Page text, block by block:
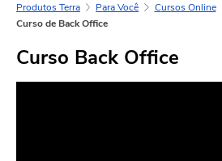
Produtos Terra Para Você Cursos Online
Curso de Back Office
Curso Back Office